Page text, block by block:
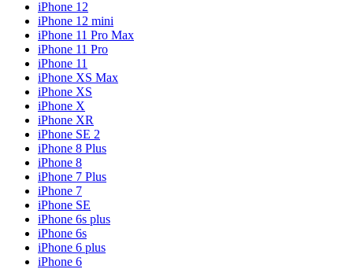
iPhone 12
iPhone 12 mini
iPhone 11 Pro Max
iPhone 11 Pro
iPhone 11
iPhone XS Max
iPhone XS
iPhone X
iPhone XR
iPhone SE 2
iPhone 8 Plus
iPhone 8
iPhone 7 Plus
iPhone 7
iPhone SE
iPhone 6s plus
iPhone 6s
iPhone 6 plus
iPhone 6